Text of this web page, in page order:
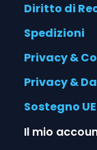
Diritto di
Spedizioni
Privacy &
Privacy &
Sostegno UE
Il mio